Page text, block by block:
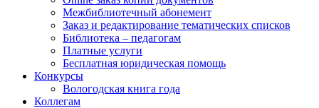
Межбиблиотечный абонемент
Заказ и редактирование тематических списков
Библиотека – педагогам
Платные услуги
Бесплатная юридическая помощь
Конкурсы
Вологодская книга года
Коллегам